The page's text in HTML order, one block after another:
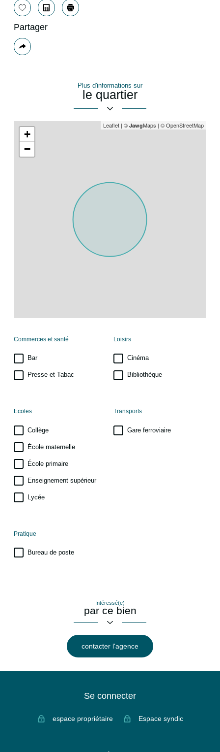
SélectionnerCalculatriceImprimer
Partager
Plus
de
Plus d'informations sur
le quartier
+
−
Leaflet | © JawgMaps | © OpenStreetMap
Commerces et santé
Bar
Presse et Tabac
Loisirs
Cinéma
Bibliothèque
Ecoles
Collège
École maternelle
École primaire
Enseignement supérieur
Lycée
Transports
Gare ferroviaire
Pratique
Bureau de poste
Intéressé(e)
par ce bien
contacter l'agence
Se connecter
espace propriétaire Espace syndic